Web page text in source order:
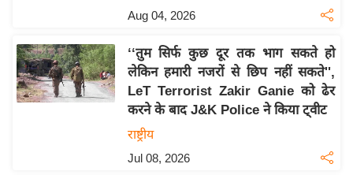
ज
ट
खे
Aug 04, 2026
‘‘तुम सिर्फ कुछ दूर तक भाग सकते हो
लेकिन हमारी नजरों से छिप नहीं सकते'',
LeT Terrorist Zakir Ganie को ढेर
करने के बाद J&K Police ने किया ट्वीट
राष्ट्रीय
Jul 08, 2026